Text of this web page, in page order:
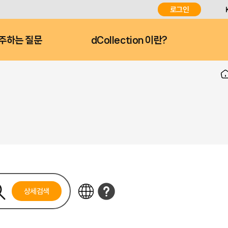
로그인
하는 질문 dCollection 이란?
상세검색